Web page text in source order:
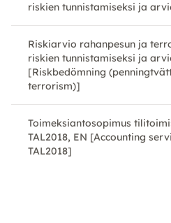
riskien tunnistamiseksi ja
Riskiarvio rahanpesun ja
riskien tunnistamiseksi ja
[Riskbedömning
terrorism)]
Toimeksiantosopimus
TAL2018, EN [Accounting
TAL2018]